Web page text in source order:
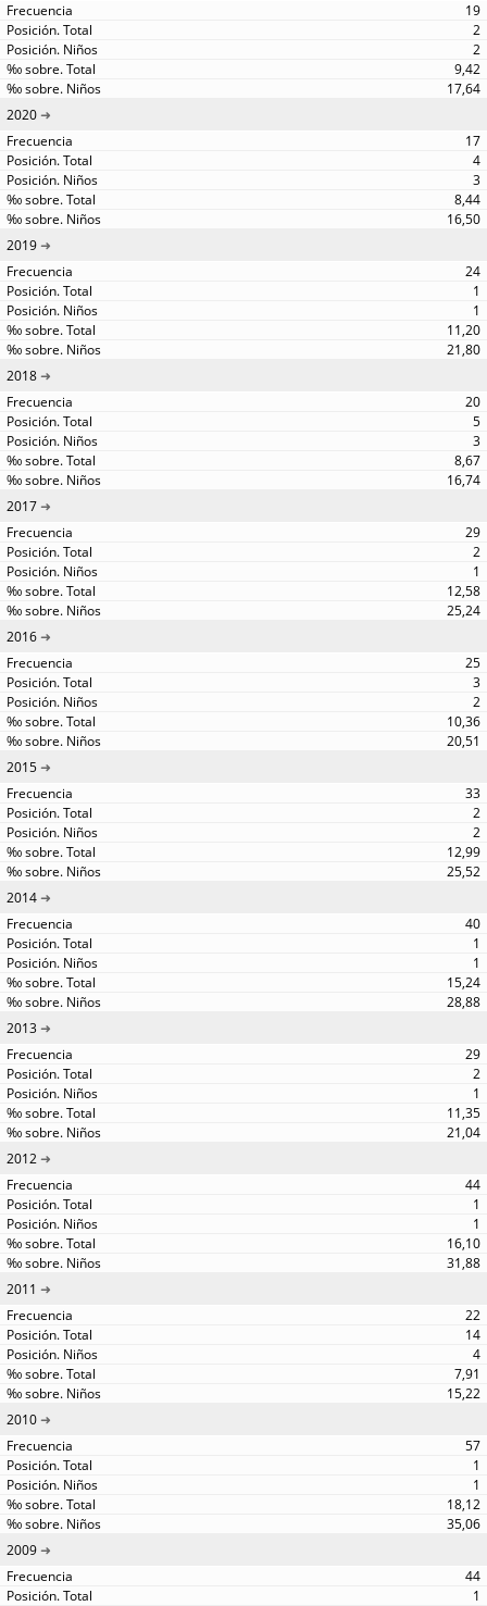
19
2
2
9,42
17,64
2020
17
4
3
8,44
16,50
2019
24
1
1
11,20
21,80
2018
20
5
3
8,67
16,74
2017
29
2
1
12,58
25,24
2016
25
3
2
10,36
20,51
2015
33
2
2
12,99
25,52
2014
40
1
1
15,24
28,88
2013
29
2
1
11,35
21,04
2012
44
1
1
16,10
31,88
2011
22
14
4
7,91
15,22
2010
57
1
1
18,12
35,06
2009
44
1